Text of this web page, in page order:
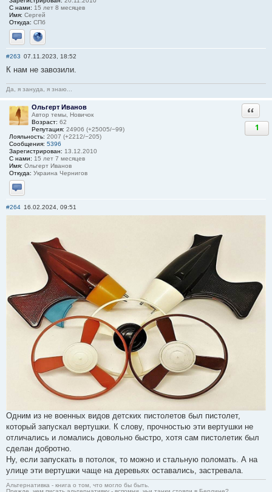
С нами: 15 лет 8 месяцев
Имя: Сергей
Откуда: СПб
Отправить личное сообщение
Сайт
#263 07.11.2023, 18:52
К нам не завозили.
Да, я зануда, я знаю...
Ольгерт Иванов
Автор темы, Новичок
Возраст: 62
Репутация: 24906 (+25005/−99)
Лояльность: 2007 (+2212/−205)
Сообщения: 5396
Зарегистрирован: 13.12.2010
С нами: 15 лет 7 месяцев
Имя: Ольгерт Иванов
Откуда: Украина Чернигов
Отправить личное сообщение
1
#264 16.02.2024, 09:51
Одним из не военных видов детских пистолетов был пистолет,
который запускал вертушки. К слову, прочностью эти вертушки не
отличались и ломались довольно быстро, хотя сам пистолетик был
сделан добротно.
Ну, если запускать в потолок, то можно и стальную поломать. А на
улице эти вертушки чаще на деревьях оставались, застревала.
Альтернативка - книга о том, что могло бы быть.